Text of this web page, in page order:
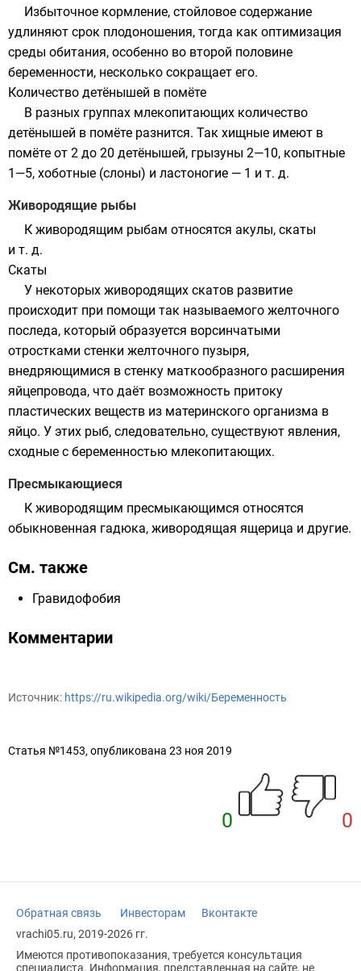
Избыточное кормление, стойловое содержание
удлиняют срок плодоношения, тогда как оптимизация
среды обитания, особенно во второй половине
беременности, несколько сокращает его.
Количество детёнышей в помёте
В разных группах млекопитающих количество
детёнышей в помёте разнится. Так хищные имеют в
помёте от 2 до 20 детёнышей, грызуны 2—10, копытные
1—5, хоботные (слоны) и ластоногие — 1 и т. д.
Живородящие рыбы
К живородящим рыбам относятся акулы, скаты
и т. д.
Скаты
У некоторых живородящих скатов развитие
происходит при помощи так называемого желточного
последа, который образуется ворсинчатыми
отростками стенки желточного пузыря,
внедряющимися в стенку маткообразного расширения
яйцепровода, что даёт возможность притоку
пластических веществ из материнского организма в
яйцо. У этих рыб, следовательно, существуют явления,
сходные с беременностью млекопитающих.
Пресмыкающиеся
К живородящим пресмыкающимся относятся
обыкновенная гадюка, живородящая ящерица и другие.
См. также
Гравидофобия
Комментарии
Источник: https://ru.wikipedia.org/wiki/Беременность
Статья №1453, опубликована 23 ноя 2019
0 0
Обратная связь Инвесторам
Вконтакте
vrachi05.ru, 2019-2026 гг.
Имеются противопоказания, требуется консультация
специалиста. Информация, представленная на сайте, не